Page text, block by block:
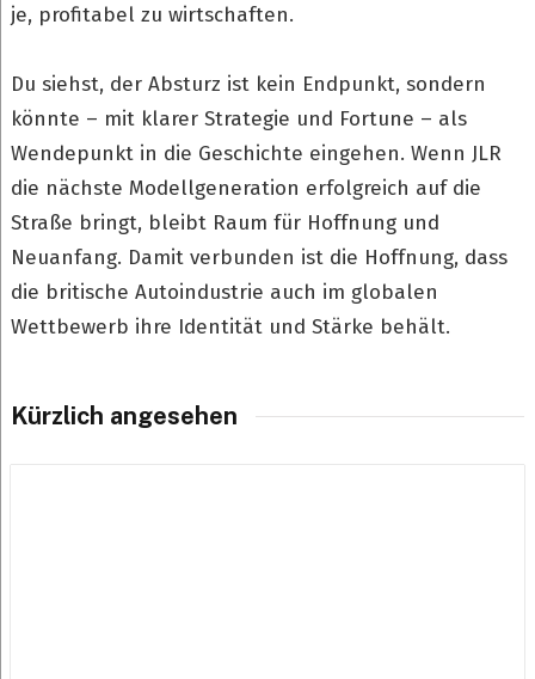
je, profitabel zu wirtschaften.
Du siehst, der Absturz ist kein Endpunkt, sondern
könnte – mit klarer Strategie und Fortune – als
Wendepunkt in die Geschichte eingehen. Wenn JLR
die nächste Modellgeneration erfolgreich auf die
Straße bringt, bleibt Raum für Hoffnung und
Neuanfang. Damit verbunden ist die Hoffnung, dass
die britische Autoindustrie auch im globalen
Wettbewerb ihre Identität und Stärke behält.
Kürzlich angesehen